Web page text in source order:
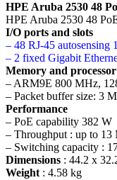
HPE Aruba 2530 48
HPE Aruba 2530 48
I/O ports and slots
– 48 RJ-45 autosensing
– 2 fixed Gigabit
Memory and processor
– ARM9E 800 MHz,
– Packet buffer size: 3
Performance
– PoE capability 382 W
– Throughput : up to 13
– Switching capacity :
Dimensions : 44.2 x
Weight: 4.58 kg